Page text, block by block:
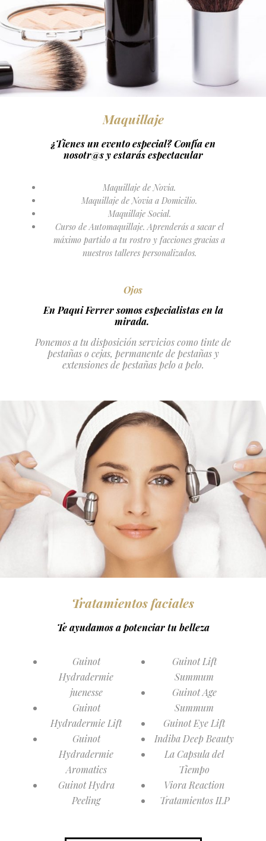
Maquillaje
¿Tienes un evento especial? Confía en
nosotr@s y estarás espectacular
Maquillaje de Novia.
Maquillaje de Novia a Domicilio.
Maquillaje Social.
Curso de Automaquillaje. Aprenderás a sacar el
máximo partido a tu rostro y facciones gracias a
nuestros talleres personalizados.
Ojos
En Paqui Ferrer somos especialistas en la
mirada.
Ponemos a tu disposición servicios como tinte de
pestañas o cejas, permanente de pestañas y
extensiones de pestañas pelo a pelo.
Tratamientos faciales
Te ayudamos a potenciar tu belleza
Guinot
Hydradermie
juenesse
Guinot
Hydradermie Lift
Guinot
Hydradermie
Aromatics
Guinot Hydra
Peeling
Guinot Lift
Summum
Guinot Age
Summum​
Guinot Eye Lift
Indiba Deep Beauty
La Capsula del
Tiempo
Viora Reaction
Tratamientos ILP